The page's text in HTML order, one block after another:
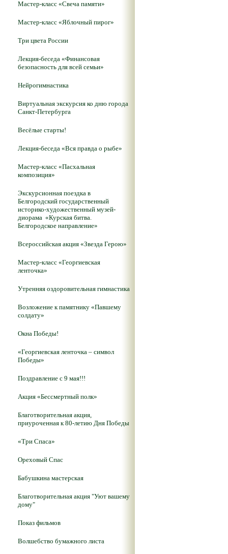
Мастер-класс «Свеча памяти»
Мастер-класс «Яблочный пирог»
Три цвета России
Лекция-беседа «Финансовая
безопасность для всей семьи»
Нейрогимнастика
Виртуальная экскурсия ко дню города
Санкт-Петербурга
Весёлые старты!
Лекция-беседа «Вся правда о рыбе»
Мастер-класс «Пасхальная
композиция»
Экскурсионная поездка в
Белгородский государственный
историко-художественный музей-
диорама «Курская битва.
Белгородское направление»
Всероссийская акция «Звезда Герою»
Мастер-класс «Георгиевская
ленточка»
Утренняя оздоровительная гимнастика
Возложение к памятнику «Павшему
солдату»
Окна Победы!
«Георгиевская ленточка – символ
Победы»
Поздравление с 9 мая!!!
Акция «Бессмертный полк»
Благотворительная акция,
приуроченная к 80-летию Дня Победы
«Три Спаса»
Ореховый Спас
Бабушкина мастерская
Благотворительная акция "Уют вашему
дому"
Показ фильмов
Волшебство бумажного листа